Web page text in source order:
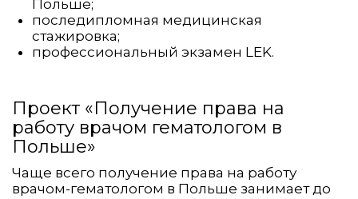
Польше;
последипломная медицинская
стажировка;
профессиональный экзамен LEK.
Проект «Получение права на
работу врачом гематологом в
Польше»
Чаще всего получение права на работу
врачом-гематологом в Польше занимает до